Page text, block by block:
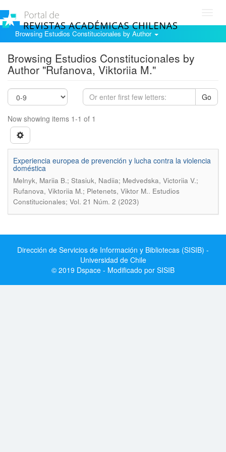
Browsing Estudios Constitucionales by Author
Browsing Estudios Constitucionales by
Author "Rufanova, Viktoriia M."
Go
Now showing items 1-1 of 1
Experiencia europea de prevención y lucha contra la violencia
doméstica
Melnyk, Mariia B.; Stasiuk, Nadiia; Medvedska, Victoriia V.;
Rufanova, Viktoriia M.; Pletenets, Viktor M.. Estudios
Constitucionales; Vol. 21 Núm. 2 (2023)
Dirección de Servicios de Información y Bibliotecas (SISIB) -
Universidad de Chile
© 2019 Dspace - Modificado por SISIB